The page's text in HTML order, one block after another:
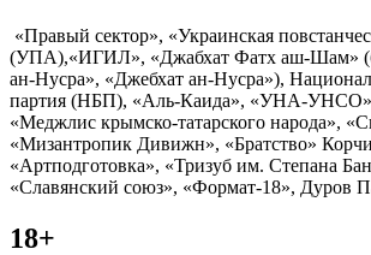
«Правый сектор», «Украинская
(УПА),«ИГИЛ», «Джабхат Фатх аш-Шам»
ан-Нусра», «Джебхат ан-Нусра»),
партия (НБП), «Аль-Каида», «УНА-
«Меджлис крымско-татарского народа»,
«Мизантропик Дивижн», «Братство»
«Артподготовка», «Тризуб им. Степана
«Славянский союз», «Формат-18», Дуров
18+